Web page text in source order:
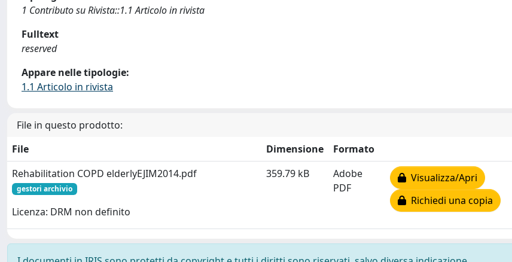
1 Contributo su Rivista::1.1 Articolo in rivista
Fulltext
reserved
Appare nelle tipologie:
1.1 Articolo in rivista
File in questo prodotto:
File
Dimensione
Formato
Rehabilitation COPD elderlyEJIM2014.pdf
gestori archivio
Licenza: DRM non definito
359.79 kB
Adobe
PDF
Visualizza/Apri
Richiedi una copia